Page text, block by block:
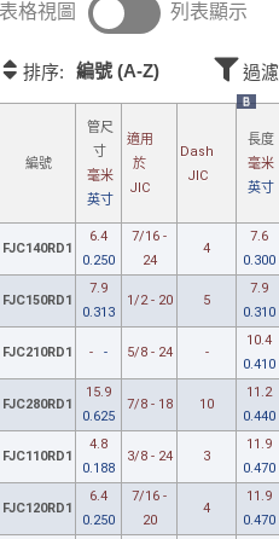
表格視圖 列表顯示
排序: 編號 (A-Z) 過濾
編號
管尺
寸
毫米
英寸
適用
於
JIC
Dash
JIC
B
長度
毫米
英寸
FJC140RD1
6.4
0.250
7/16 -
24
4
7.6
0.300
FJC150RD1
7.9
0.313
1/2 - 20 5
7.9
0.310
FJC210RD1 - - 5/8 - 24 -
10.4
0.410
FJC280RD1
15.9
0.625
7/8 - 18 10
11.2
0.440
FJC110RD1
4.8
0.188
3/8 - 24 3
11.9
0.470
FJC120RD1
6.4
0.250
7/16 -
20
4
11.9
0.470